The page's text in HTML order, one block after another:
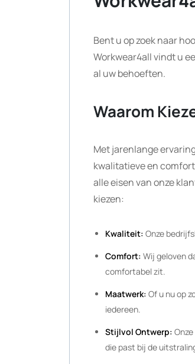
Bent u op zoek naar
Workwear4all vindt u
al uw behoeften.
Waarom
Met jarenlange
kwalitatieve en
alle eisen van onze
kiezen:
Kwaliteit: Onze
Comfort: Wij geloven
comfortabel zit.
Maatwerk: Of u nu op
iedereen.
Stijlvol Ontwerp:
die past bij de